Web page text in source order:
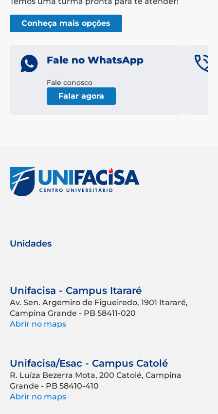
Conheça mais opções
Fale no WhatsApp
Fale conosco
Falar agora
Unidades
Unifacisa - Campus Itararé
Av. Sen. Argemiro de Figueiredo, 1901 Itararé,
Campina Grande - PB 58411-020
Abrir no maps
Unifacisa/Esac - Campus Catolé
R. Luíza Bezerra Mota, 200 Catolé, Campina
Grande - PB 58410-410
Abrir no maps